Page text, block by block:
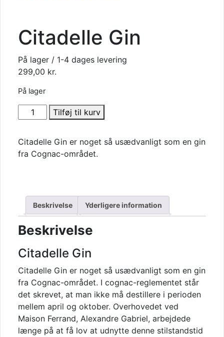
Citadelle Gin
På lager / 1-4 dages levering
299,00 kr.
På lager
Citadelle
Gin
Tilføj til kurv
Citadelle Gin er noget så usædvanligt som en gin
fra Cognac-området.
Beskrivelse Yderligere information
Beskrivelse
Citadelle Gin
Citadelle Gin er noget så usædvanligt som en gin
fra Cognac-området. I cognac-reglementet står
det skrevet, at man ikke må destillere i perioden
mellem april og oktober. Overhovedet ved
Maison Ferrand, Alexandre Gabriel, arbejdede
længe på at få lov at udnytte denne stilstandstid